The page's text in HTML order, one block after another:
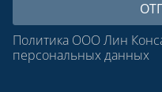
Политика ООО Лин
персональных данных